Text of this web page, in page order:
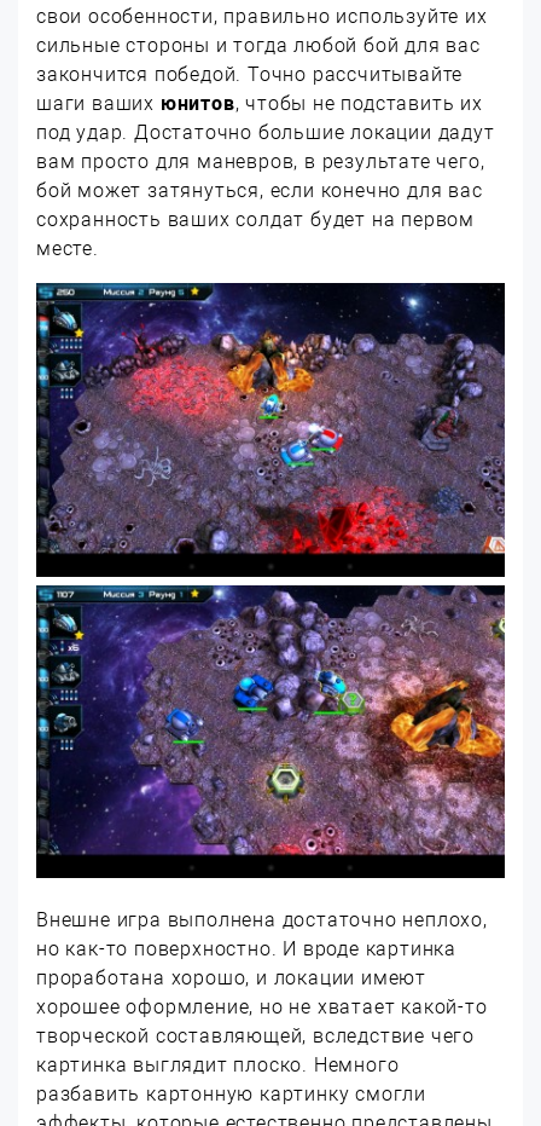
свои особенности, правильно используйте их
сильные стороны и тогда любой бой для вас
закончится победой. Точно рассчитывайте
шаги ваших юнитов, чтобы не подставить их
под удар. Достаточно большие локации дадут
вам просто для маневров, в результате чего,
бой может затянуться, если конечно для вас
сохранность ваших солдат будет на первом
месте.
Внешне игра выполнена достаточно неплохо,
но как-то поверхностно. И вроде картинка
проработана хорошо, и локации имеют
хорошее оформление, но не хватает какой-то
творческой составляющей, вследствие чего
картинка выглядит плоско. Немного
разбавить картонную картинку смогли